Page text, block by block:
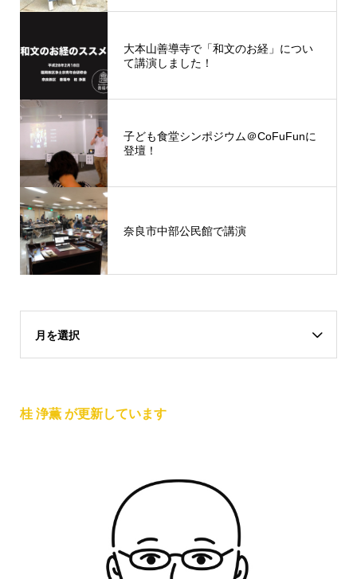
大本山善導寺で「和文のお経」につい
て講演しました！
子ども食堂シンポジウム＠CoFuFunに
登壇！
奈良市中部公民館で講演
月を選択
桂 浄薫 が更新しています